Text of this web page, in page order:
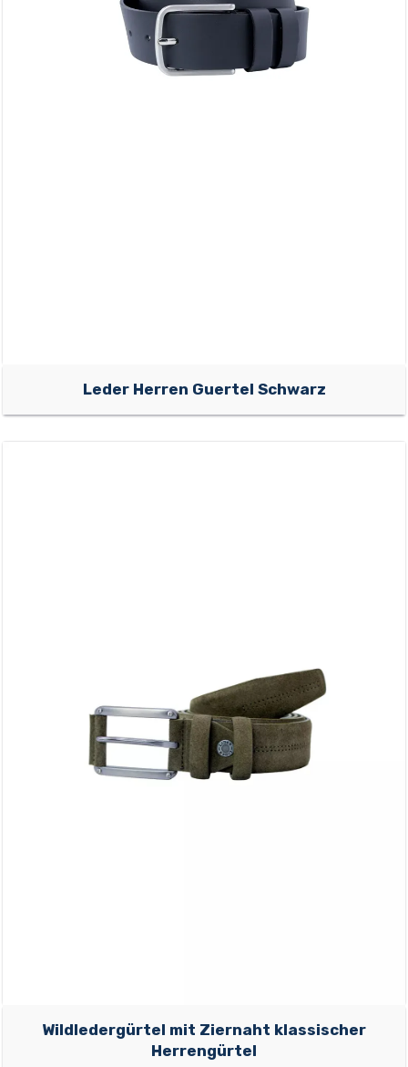
Leder Herren Guertel Schwarz
Wildledergürtel mit Ziernaht klassischer
Herrengürtel